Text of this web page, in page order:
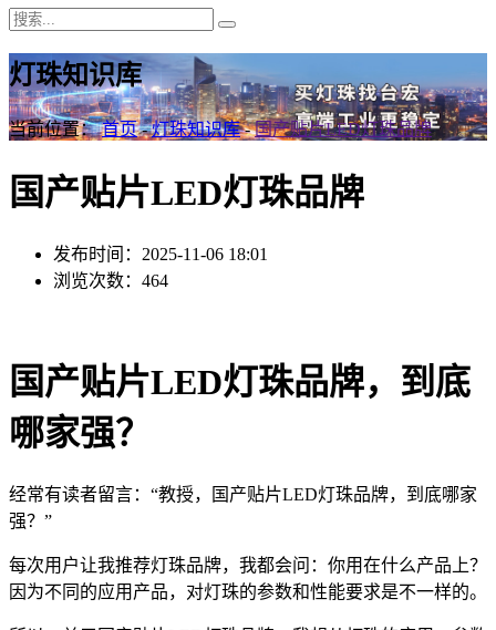
灯珠知识库
当前位置：首页-灯珠知识库-国产贴片LED灯珠品牌
国产贴片LED灯珠品牌
发布时间：2025-11-06 18:01
浏览次数：464
国产贴片LED灯珠品牌，到底
哪家强？
经常有读者留言：“教授，国产贴片LED灯珠品牌，到底哪家
强？”
每次用户让我推荐灯珠品牌，我都会问：你用在什么产品上？
因为不同的应用产品，对灯珠的参数和性能要求是不一样的。